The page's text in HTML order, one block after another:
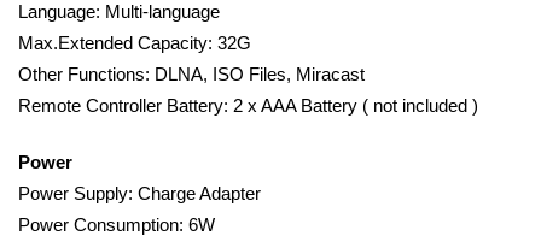
Language: Multi-language
Max.Extended Capacity: 32G
Other Functions: DLNA, ISO Files, Miracast
Remote Controller Battery: 2 x AAA Battery ( not included )
Power
Power Supply: Charge Adapter
Power Consumption: 6W